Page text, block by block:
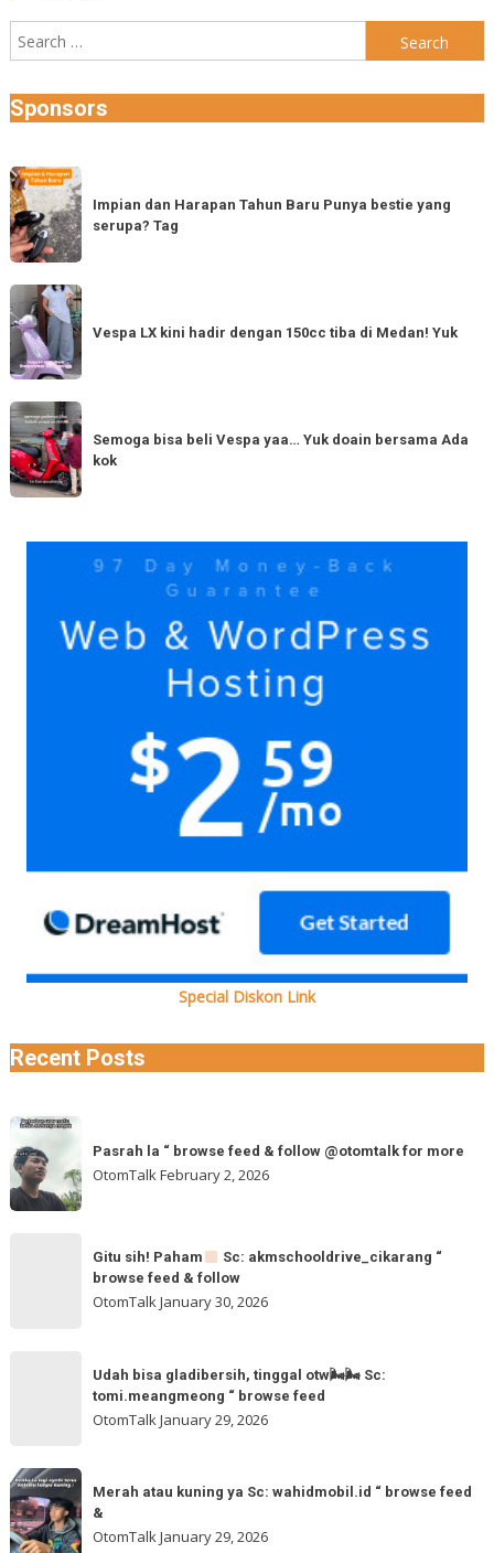
Search
for:
Sponsors
Impian
dan
Harapan
Tahun
Baru
Punya
bestie
yang
Tag
Impian dan Harapan Tahun Baru Punya bestie yang
serupa? Tag
Vespa
LX
kini
hadir
dengan
150cc
tiba
di
Vespa LX kini hadir dengan 150cc tiba di Medan! Yuk
Semoga
bisa
beli
Vespa
Yuk
Semoga bisa beli Vespa yaa… Yuk doain bersama Ada
kok
Special Diskon Link
Recent Posts
Pasrah
la
browse
@otomtalk
Pasrah la “ browse feed & follow @otomtalk for more
OtomTalk February 2, 2026
akmschooldrive_cikarang
&
follow
Gitu sih! Paham
Sc: akmschooldrive_cikarang “
browse feed & follow
OtomTalkJanuary 30, 2026
gladibersih,
otw
🌬
🌬
Udah bisa gladibersih, tinggal otw🌬🌬 Sc:
tomi.meangmeong “ browse feed
OtomTalkJanuary 29, 2026
Merah
atau
kuning
Merah atau kuning ya Sc: wahidmobil.id “ browse feed
&
OtomTalkJanuary 29, 2026